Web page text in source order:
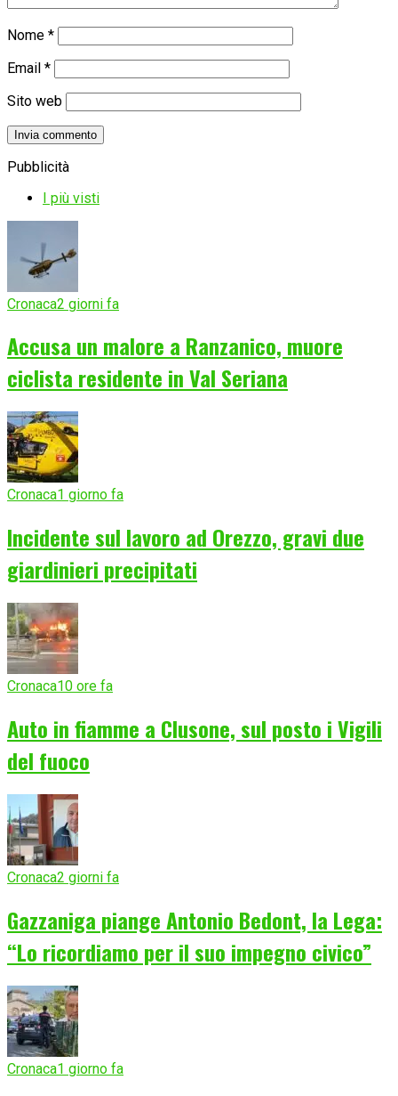
Nome *
Email *
Sito web
Pubblicità
I più visti
Cronaca2 giorni fa
Accusa un malore a Ranzanico, muore
ciclista residente in Val Seriana
Cronaca1 giorno fa
Incidente sul lavoro ad Orezzo, gravi due
giardinieri precipitati
Cronaca10 ore fa
Auto in fiamme a Clusone, sul posto i Vigili
del fuoco
Cronaca2 giorni fa
Gazzaniga piange Antonio Bedont, la Lega:
“Lo ricordiamo per il suo impegno civico”
Cronaca1 giorno fa